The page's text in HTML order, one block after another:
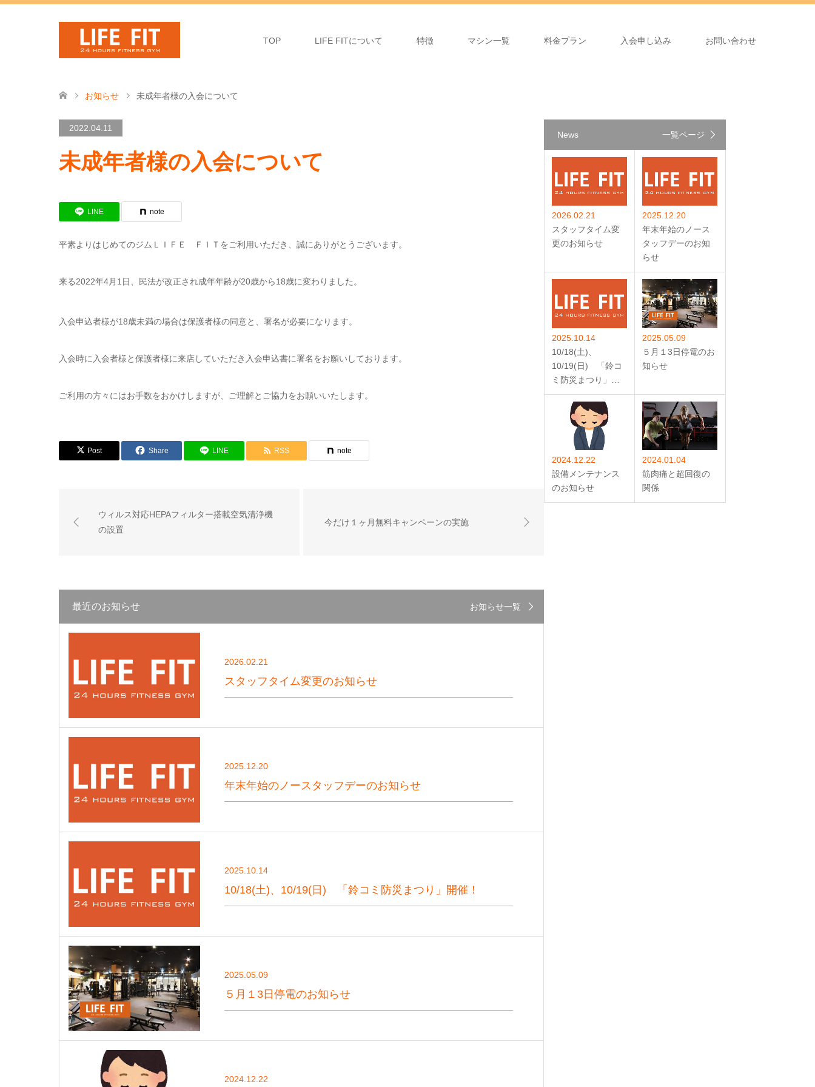
TOP LIFE FITについて 特徴 マシン一覧 料金プラン 入会申し込み お問い合わせ
お知らせ 未成年者様の入会について
2022.04.11
未成年者様の入会について
LINE note
平素よりはじめてのジムＬＩＦＥ ＦＩＴをご利用いただき、誠にありがとうございます。
来る2022年4月1日、民法が改正され成年年齢が20歳から18歳に変わりました。
入会申込者様が18歳未満の場合は保護者様の同意と、署名が必要になります。
入会時に入会者様と保護者様に来店していただき入会申込書に署名をお願いしております。
ご利用の方々にはお手数をおかけしますが、ご理解とご協力をお願いいたします。
Post Share LINE RSS note
ウィルス対応HEPAフィルター搭載空気清浄機
の設置
今だけ１ヶ月無料キャンペーンの実施
最近のお知らせ お知らせ一覧
2026.02.21
スタッフタイム変更のお知らせ
2025.12.20
年末年始のノースタッフデーのお知らせ
2025.10.14
10/18(土)、10/19(日) 「鈴コミ防災まつり」開催！
2025.05.09
５月１3日停電のお知らせ
2024.12.22
News 一覧ページ
2026.02.21
スタッフタイム変
更のお知らせ
2025.12.20
年末年始のノース
タッフデーのお知
らせ
2025.10.14
10/18(土)、
10/19(日) 「鈴コ
ミ防災まつり」…
2025.05.09
５月１3日停電のお
知らせ
2024.12.22
設備メンテナンス
のお知らせ
2024.01.04
筋肉痛と超回復の
関係